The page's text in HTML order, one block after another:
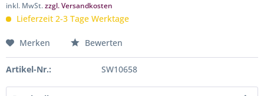
inkl. MwSt.zzgl. Versandkosten
Lieferzeit 2-3 Tage Werktage
Merken Bewerten
Artikel-Nr.: SW10658